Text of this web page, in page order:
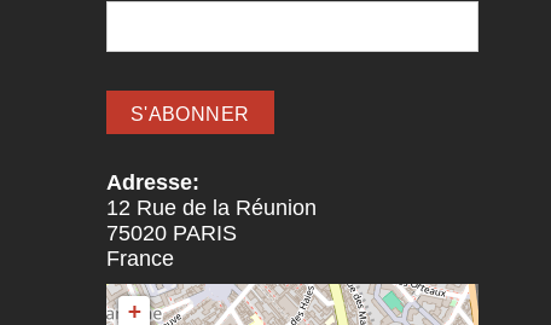
Adresse:
12 Rue de la Réunion
75020 PARIS
France
+